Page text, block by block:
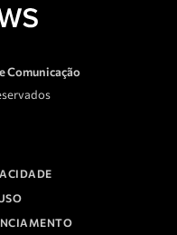
Comunicação